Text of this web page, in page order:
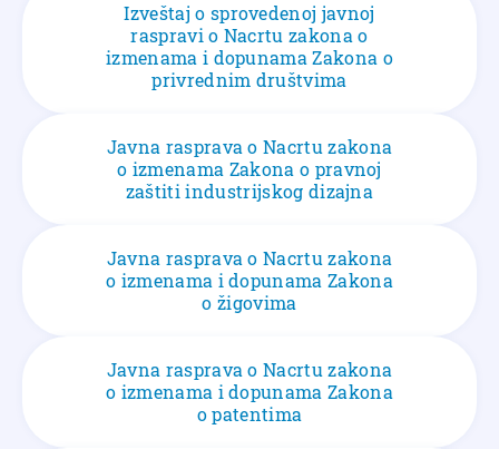
Izveštaj o sprovedenoj javnoj
raspravi o Nacrtu zakona o
izmenama i dopunama Zakona o
privrednim društvima
Javna rasprava o Nacrtu zakona
o izmenama Zakona o pravnoj
zaštiti industrijskog dizajna
Javna rasprava o Nacrtu zakona
o izmenama i dopunama Zakona
o žigovima
Javna rasprava o Nacrtu zakona
o izmenama i dopunama Zakona
o patentima